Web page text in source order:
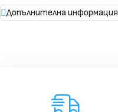
Допълнителна информация